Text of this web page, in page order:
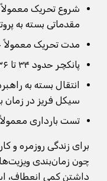
مقدماتی بسته به
مدت تحریک معمولاً حدود ۸ تا ۱۲ روز با
پانکچر حدود ۳۴ تا ۳۶ ساعت بعد از تزریق نهایی.
سیکل فریز در زمان
تست بارداری معمولاً ۱۰ تا ۱۴ روز بعد از
برای زندگی روزمره و
چون زمان‌بندی
داشتن کمی انعطاف،